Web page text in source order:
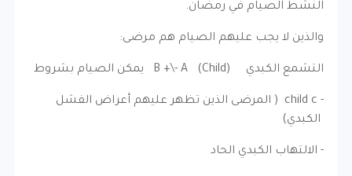
النشط الصيام في رمضان.
والذين لا يجب عليهم الصيام هم مرضى:
التشمع الكبدي (B +\- A (Child يمكن الصيام بشروط
- child c ( المرضى الذين تظهر عليهم أعراض الفشل
الكبدي)
- الالتهاب الكبدي الحاد